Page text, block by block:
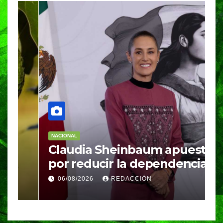
NACIONAL
Claudia Sheinbaum apuesta
por reducir la dependencia
del gas importado; fracking
sigue bajo evaluación
06/08/2026 REDACCIÓN